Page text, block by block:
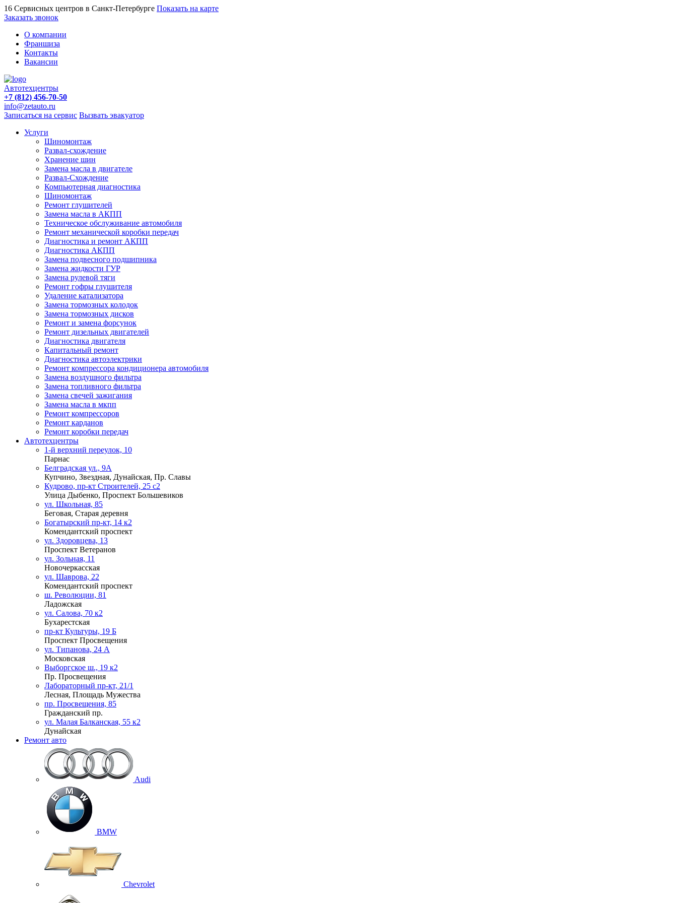
16 Сервисных центров в Санкт-Петербурге Показать на карте
Заказать звонок
О компании
Франшиза
Контакты
Вакансии
Автотехцентры
+7 (812) 456-70-50
info@zetauto.ru
Записаться на сервис Вызвать эвакуатор
Услуги
Шиномонтаж
Развал-схождение
Хранение шин
Замена масла в двигателе
Развал-Схождение
Компьютерная диагностика
Шиномонтаж
Ремонт глушителей
Замена масла в АКПП
Техническое обслуживание автомобиля
Ремонт механической коробки передач
Диагностика и ремонт АКПП
Диагностика АКПП
Замена подвесного подшипника
Замена жидкости ГУР
Замена рулевой тяги
Ремонт гофры глушителя
Удаление катализатора
Замена тормозных колодок
Замена тормозных дисков
Ремонт и замена форсунок
Ремонт дизельных двигателей
Диагностика двигателя
Капитальный ремонт
Диагностика автоэлектрики
Ремонт компрессора кондиционера автомобиля
Замена воздушного фильтра
Замена топливного фильтра
Замена свечей зажигания
Замена масла в мкпп
Ремонт компрессоров
Ремонт карданов
Ремонт коробки передач
Автотехцентры
1-й верхний переулок, 10
Парнас
Белградская ул., 9А
Купчино, Звездная, Дунайская, Пр. Славы
Кудрово, пр-кт Строителей, 25 с2
Улица Дыбенко, Проспект Большевиков
ул. Школьная, 85
Беговая, Старая деревня
Богатырский пр-кт, 14 к2
Комендантский проспект
ул. Здоровцева, 13
Проспект Ветеранов
ул. Зольная, 11
Новочеркасская
ул. Шаврова, 22
Комендантский проспект
ш. Революции, 81
Ладожская
ул. Салова, 70 к2
Бухарестская
пр-кт Культуры, 19 Б
Проспект Просвещения
ул. Типанова, 24 А
Московская
Выборгское ш., 19 к2
Пр. Просвещения
Лабораторный пр-кт, 21/1
Лесная, Площадь Мужества
пр. Просвещения, 85
Гражданский пр.
ул. Малая Балканская, 55 к2
Дунайская
Ремонт авто
Audi
BMW
Chevrolet